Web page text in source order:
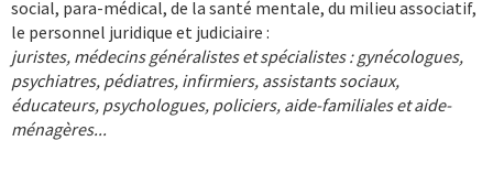
social, para-médical, de la santé mentale, du milieu associatif,
le personnel juridique et judiciaire :
juristes, médecins généralistes et spécialistes : gynécologues,
psychiatres, pédiatres, infirmiers, assistants sociaux,
éducateurs, psychologues, policiers, aide-familiales et aide-
ménagères...